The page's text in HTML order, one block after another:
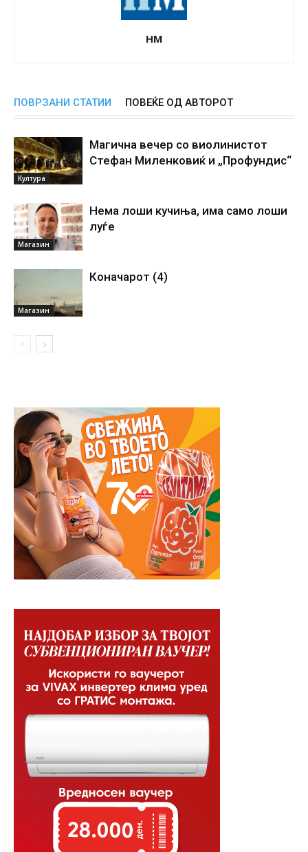
НМ
ПОВРЗАНИ СТАТИИ ПОВЕЌЕ ОД АВТОРОТ
Култура
Магична вечер со виолинистот
Стефан Миленковиќ и „Профундис“
Магазин
Нема лоши кучиња, има само лоши
луѓе
Магазин
Коначарот (4)